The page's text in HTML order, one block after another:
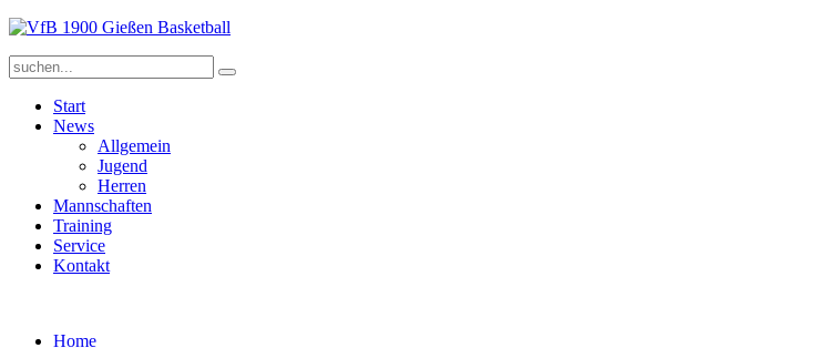
Start
News
Allgemein
Jugend
Herren
Mannschaften
Training
Service
Kontakt
Home